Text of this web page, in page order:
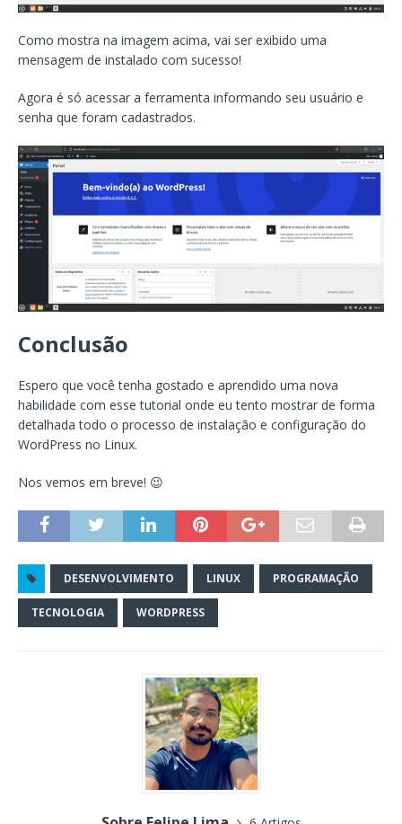
Como mostra na imagem acima, vai ser exibido uma
mensagem de instalado com sucesso!
Agora é só acessar a ferramenta informando seu usuário e
senha que foram cadastrados.
Conclusão
Espero que você tenha gostado e aprendido uma nova
habilidade com esse tutorial onde eu tento mostrar de forma
detalhada todo o processo de instalação e configuração do
WordPress no Linux.
Nos vemos em breve! 😉
DESENVOLVIMENTO LINUX PROGRAMAÇÃO
TECNOLOGIA WORDPRESS